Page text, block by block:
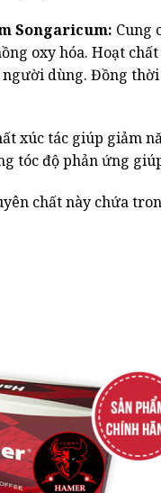
Songaricum: Cung
oxy hóa. Hoạt
dùng. Đồng
xúc tác giúp giảm
tóc độ phản ứng
chất này chứa